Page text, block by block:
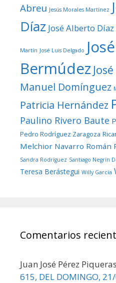
Abreu Jesús Morales Martínez
Díaz José Alberto
Martín José Luis Delgado
Bermúdez
Manuel Domínguez
Patricia Hernández
Paulino Rivero Baute
Pedro Rodríguez Zaragoza
Melchior Navarro Román
Sandra Rodríguez Santiago Negrín
Teresa Berástegui Willy García
Comentarios
Juan José Pérez Piqueras
615, DEL DOMINGO,